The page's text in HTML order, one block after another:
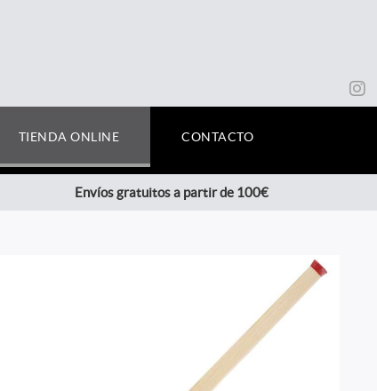
TIENDA ONLINE CONTACTO
Envíos gratuitos a partir de 100€